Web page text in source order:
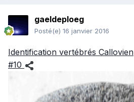
gaeldeploeg
Posté(e) 16 janvier 2016
Identification vertébrés Callovien
#10